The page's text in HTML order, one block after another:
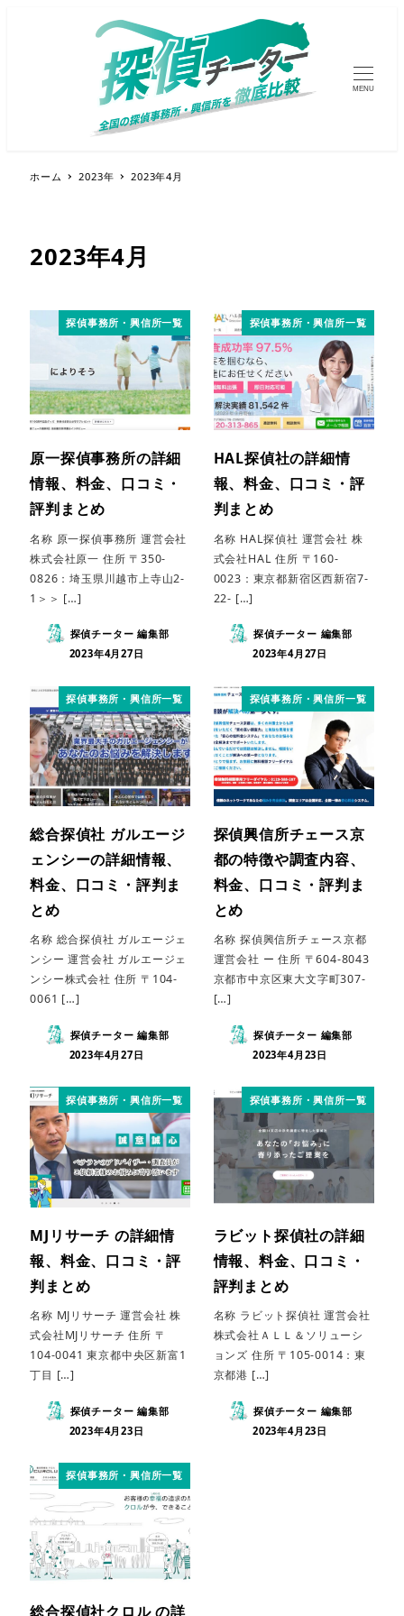
MENU
ホーム 2023年 2023年4月
2023年4月
探偵事務所・興信所一覧
原一探偵事務所の詳細
情報、料金、口コミ・
評判まとめ
名称 原一探偵事務所 運営会社
株式会社原一 住所 〒350-
0826：埼玉県川越市上寺山2-
1＞＞ […]
探偵チーター 編集部
2023年4月27日
探偵事務所・興信所一覧
HAL探偵社の詳細情
報、料金、口コミ・評
判まとめ
名称 HAL探偵社 運営会社 株
式会社HAL 住所 〒160-
0023：東京都新宿区西新宿7-
22- […]
探偵チーター 編集部
2023年4月27日
探偵事務所・興信所一覧
総合探偵社 ガルエージ
ェンシーの詳細情報、
料金、口コミ・評判ま
とめ
名称 総合探偵社 ガルエージェ
ンシー 運営会社 ガルエージェ
ンシー株式会社 住所 〒104-
0061 […]
探偵チーター 編集部
2023年4月27日
探偵事務所・興信所一覧
探偵興信所チェース京
都の特徴や調査内容、
料金、口コミ・評判ま
とめ
名称 探偵興信所チェース京都
運営会社 ー 住所 〒604-8043
京都市中京区東大文字町307-
[…]
探偵チーター 編集部
2023年4月23日
探偵事務所・興信所一覧
MJリサーチ の詳細情
報、料金、口コミ・評
判まとめ
名称 MJリサーチ 運営会社 株
式会社MJリサーチ 住所 〒
104-0041 東京都中央区新富1
丁目 […]
探偵チーター 編集部
2023年4月23日
探偵事務所・興信所一覧
ラビット探偵社の詳細
情報、料金、口コミ・
評判まとめ
名称 ラビット探偵社 運営会社
株式会社ＡＬＬ＆ソリューシ
ョンズ 住所 〒105-0014：東
京都港 […]
探偵チーター 編集部
2023年4月23日
探偵事務所・興信所一覧
総合探偵社クロル の詳